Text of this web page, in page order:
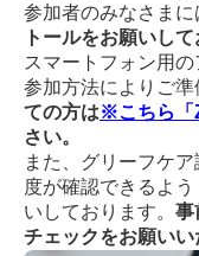
参加者のみなさまに
トールをお願いして
スマートフォン用
参加方法によりご準
ての方は※こちら
さい。
また、 グリーフケ
度が確認できるよう
いしております。 事
チェックをお願いい